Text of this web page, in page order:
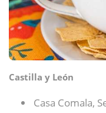
Castilla y León
Casa Comala,